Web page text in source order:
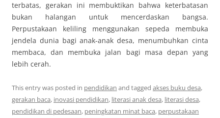
terbatas, gerakan ini membuktikan bahwa keterbatasan
bukan halangan untuk mencerdaskan bangsa.
Perpustakaan keliling menggunakan sepeda membuka
jendela dunia bagi anak-anak desa, menumbuhkan cinta
membaca, dan membuka jalan bagi masa depan yang
lebih cerah.
This entry was posted in pendidikan and tagged akses buku desa,
gerakan baca, inovasi pendidikan, literasi anak desa, literasi desa,
pendidikan di pedesaan, peningkatan minat baca, perpustakaan